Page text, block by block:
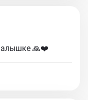
🙏❤️